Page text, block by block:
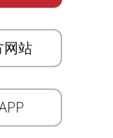
网站